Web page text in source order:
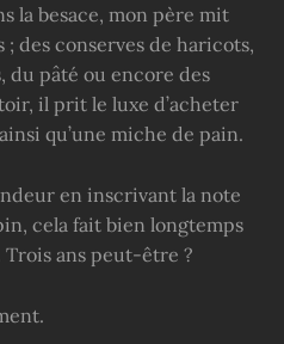
la besace, mon père mit
des conserves de haricots,
du pâté ou encore des
il prit le luxe d’acheter
qu’une miche de pain.
en inscrivant la note
cela fait bien longtemps
Trois ans peut-être ?